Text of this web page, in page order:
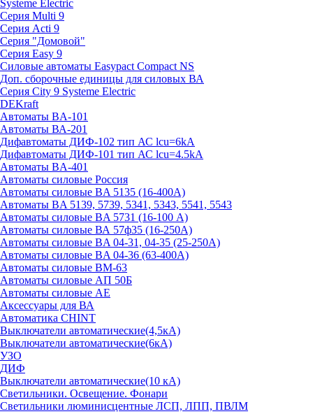
Systeme Electric
Серия Multi 9
Серия Acti 9
Серия "Домовой"
Серия Easy 9
Силовые автоматы Easypact Compact NS
Доп. сборочные единицы для силовых ВА
Серия City 9 Systeme Electric
DEKraft
Автоматы BA-101
Автоматы ВА-201
Дифавтоматы ДИФ-102 тип АС lcu=6kA
Дифавтоматы ДИФ-101 тип АС lcu=4.5kA
Автоматы BA-401
Автоматы силовые Россия
Автоматы силовые BA 5135 (16-400А)
Автоматы BA 5139, 5739, 5341, 5343, 5541, 5543
Автоматы силовые BA 5731 (16-100 А)
Автоматы силовые ВА 57ф35 (16-250А)
Автоматы силовые BA 04-31, 04-35 (25-250А)
Автоматы силовые BA 04-36 (63-400А)
Автоматы силовые ВМ-63
Автоматы силовые АП 50Б
Автоматы силовые АЕ
Аксессуары для ВА
Автоматика CHINT
Выключатели автоматические(4,5кА)
Выключатели автоматические(6кА)
УЗО
ДИФ
Выключатели автоматические(10 кА)
Светильники. Освещение. Фонари
Светильники люминисцентные ЛСП, ЛПП, ПВЛМ